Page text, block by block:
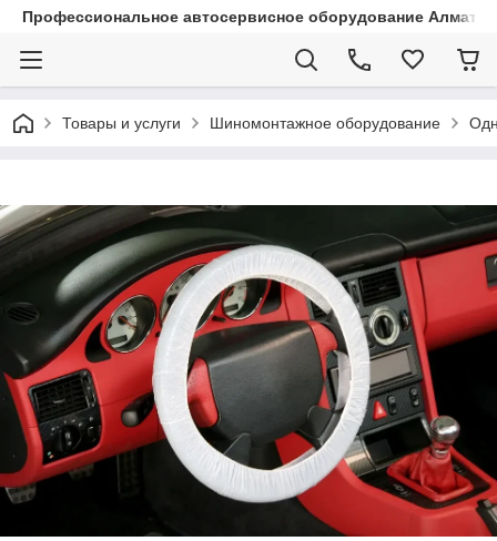
Профессиональное автосервисное оборудование Алматы
Товары и услуги Шиномонтажное оборудование